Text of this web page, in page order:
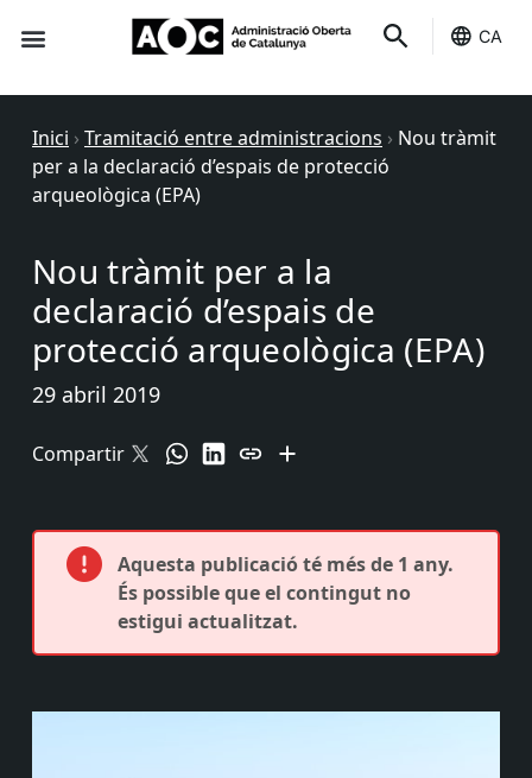
CA
Inici › Tramitació entre administracions › Nou tràmit
per a la declaració d’espais de protecció
arqueològica (EPA)
Nou tràmit per a la
declaració d’espais de
protecció arqueològica (EPA)
29 abril 2019
Compartir
Aquesta publicació té més de 1 any.
És possible que el contingut no
estigui actualitzat.